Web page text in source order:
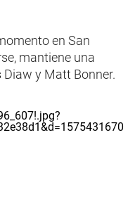
en San
mantiene una
y Matt Bonner.